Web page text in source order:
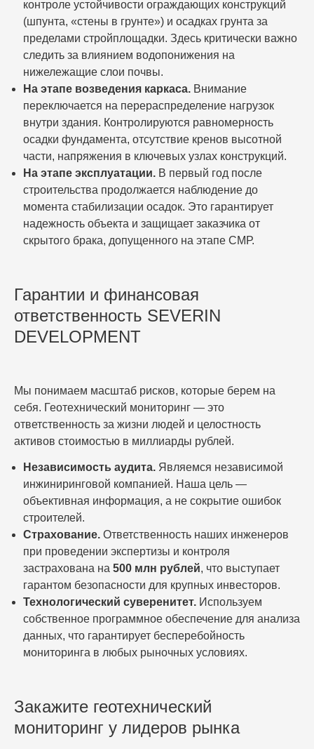
контроле устойчивости ограждающих конструкций
(шпунта, «стены в грунте») и осадках грунта за
пределами стройплощадки. Здесь критически важно
следить за влиянием водопонижения на
нижележащие слои почвы.
На этапе возведения каркаса.Внимание
переключается на перераспределение нагрузок
внутри здания. Контролируются равномерность
осадки фундамента, отсутствие кренов высотной
части, напряжения в ключевых узлах конструкций.
На этапе эксплуатации.В первый год после
строительства продолжается наблюдение до
момента стабилизации осадок. Это гарантирует
надежность объекта и защищает заказчика от
скрытого брака, допущенного на этапе СМР.
Гарантии и финансовая
ответственность SEVERIN
DEVELOPMENT
Мы понимаем масштаб рисков, которые берем на
себя. Геотехнический мониторинг — это
ответственность за жизни людей и целостность
активов стоимостью в миллиарды рублей.
Независимость аудита.Являемся независимой
инжиниринговой компанией. Наша цель —
объективная информация, а не сокрытие ошибок
строителей.
Страхование.Ответственность наших инженеров
при проведении экспертизы и контроля
застрахована на 500 млн рублей, что выступает
гарантом безопасности для крупных инвесторов.
Технологический суверенитет.Используем
собственное программное обеспечение для анализа
данных, что гарантирует бесперебойность
мониторинга в любых рыночных условиях.
Закажите геотехнический
мониторинг у лидеров рынка